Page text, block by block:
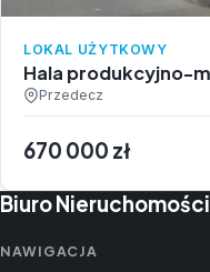
LOKAL UŻYTKOWY
Hala produkcyjno-
Przedecz
670 000 zł
Biuro Nieruchomości
NAWIGACJA